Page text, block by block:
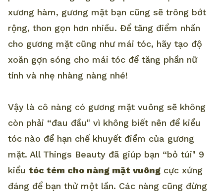
xương hàm, gương mặt bạn cũng sẽ trông bớt
rộng, thon gọn hơn nhiều. Để tăng điểm nhấn
cho gương mặt cũng như mái tóc, hãy tạo độ
xoăn gợn sóng cho mái tóc để tăng phần nữ
tính và nhẹ nhàng nàng nhé!
Vậy là cô nàng có gương mặt vuông sẽ không
còn phải “đau đầu" vì không biết nên để kiểu
tóc nào để hạn chế khuyết điểm của gương
mặt. All Things Beauty đã giúp bạn “bỏ túi" 9
kiểu tóc tém cho nàng mặt vuông cực xứng
đáng để bạn thử một lần. Các nàng cũng đừng